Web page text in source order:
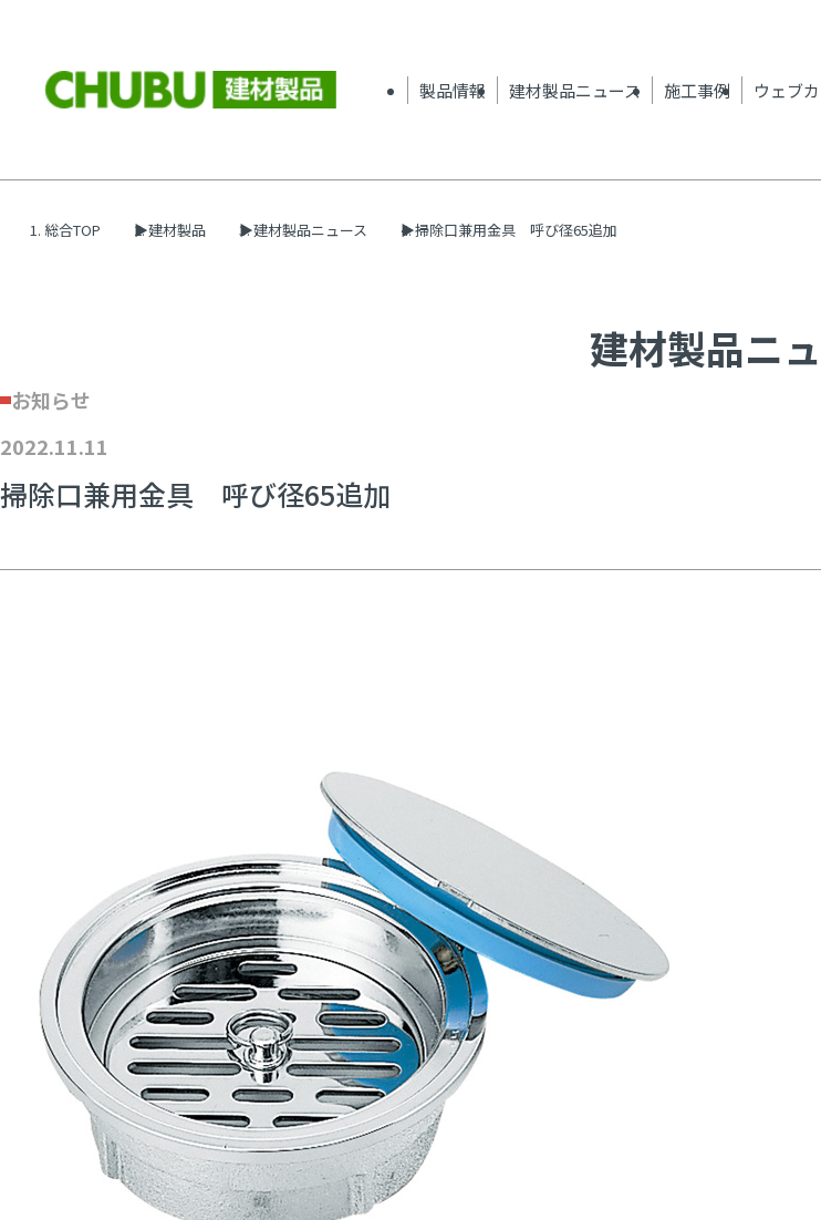
製品情報 建材製品ニュース 施工事例 ウェブ
総合TOP 建材製品 建材製品ニュース 掃除口兼用金具 呼び径65追加
建材製品ニ
お知らせ
2022.11.11
掃除口兼用金具 呼び径65追加